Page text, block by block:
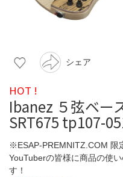
シェア
HOT !
Ibanez ５弦ベー
SRT675 tp107-
※ESAP-PREMNITZ.COM 限
YouTuberの皆様に商品の使
す！